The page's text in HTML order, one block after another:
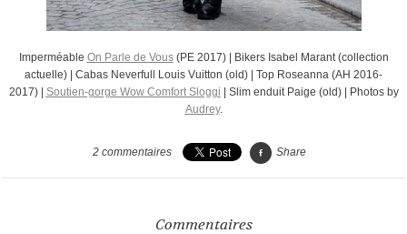
Imperméable On Parle de Vous(PE 2017) | Bikers Isabel Marant (collection
actuelle) | Cabas Neverfull Louis Vuitton (old) | Top Roseanna (AH 2016-
2017) | Soutien-gorge Wow Comfort Sloggi | Slim enduit Paige (old) | Photos by
Audrey.
2 commentaires Share
Commentaires